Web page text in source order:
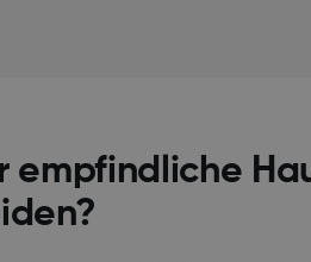
empfindliche